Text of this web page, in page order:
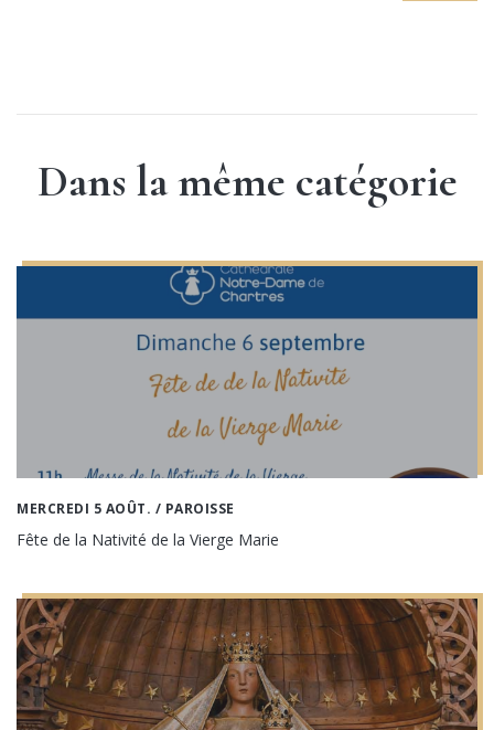
Dans la même catégorie
MERCREDI 5 AOÛT. / PAROISSE
Fête de la Nativité de la Vierge Marie